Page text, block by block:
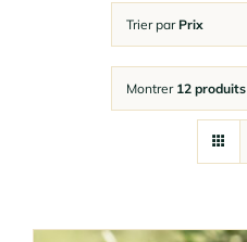
Trier par Prix
Montrer 12 produits